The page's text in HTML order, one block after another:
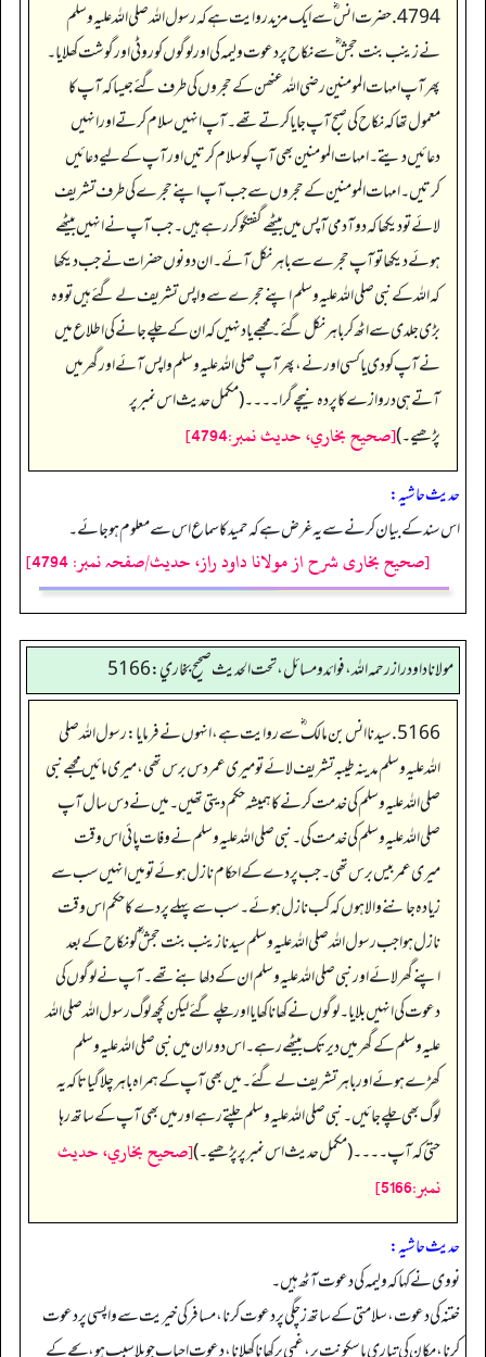
4794. حضرت انس ؓ سے ایک مزید روایت ہے کہ رسول اللہ صلی اللہ علیہ وسلم
نے زینب بنت حجش‬ ؓ س‬ے نکاح پر دعوت ولیمہ کی اور لوگوں کو روٹی اور گوشت کھلایا۔
پھر آپ امہات المومنین رضی اللہ عنھن کے حجروں کی طرف گئے جیسا کہ آپ کا
معمول تھا کہ نکاح کی صبح آپ جایا کرتے تھے۔ آپ انہیں سلام کرتے اور انہیں
دعائیں دیتے۔ امہات المومنین بھی آپ کو سلام کرتیں اور آپ کے لیے دعائیں
کرتیں۔ امہات المومنین کے حجروں سے جب آپ اپنے حجرے کی طرف تشریف
لائے تو دیکھا کہ دو آدمی آپس میں بیٹھے گفتگو کر رہے ہیں۔ جب آپ نے انہیں بیٹھے
ہوئے دیکھا تو آپ حجرے سے باہر نکل آئے۔ ان دونوں حضرات نے جب دیکھا
کہ اللہ کے نبی صلی اللہ علیہ وسلم اپنے حجرے سے واپس تشریف لے گئے ہیں تو وہ
بڑی جلدی سے اٹھ کر باہر نکل گئے۔ مجھے یاد نہیں کہ ان کے چلے جانے کی اطلاع میں
نے آپ کو دی یا کسی اور نے، پھر آپ صلی اللہ علیہ وسلم واپس آئے اور گھر میں
آتے ہی دروازے کا پردہ نیچے گرا۔۔۔۔ (مکمل حدیث اس نمبر پر
پڑھیے۔)[صحيح بخاري، حديث نمبر:4794]
حدیث حاشیہ:
اس سند کے بیان کرنے سے یہ غرض ہے کہ حمید کا سماع اس سے معلوم ہو جائے۔
[صحیح بخاری شرح از مولانا داود راز، حدیث/صفحہ نمبر: 4794]
مولانا داود راز رحمه الله، فوائد و مسائل، تحت الحديث صحيح بخاري: 5166
5166. سیدنا انس بن مالک ؓ سے روایت ہے، انہوں نے فرمایا: رسول اللہ صلی
اللہ علیہ وسلم مدینہ طیبہ تشریف لائے تو میری عمر دس برس تھی، میری مائیں مجھے نبی
صلی اللہ علیہ وسلم کی خدمت کرنے کا ہمیشہ حکم دیتی تھیں۔ میں نے دس سال آپ
صلی اللہ علیہ وسلم کی خدمت کی۔ نبی صلی اللہ علیہ وسلم نے وفات پائی اس وقت
میری عمر بیس برس تھی۔ جب پردے کے احکام نازل ہوئے تو میں انہیں سب سے
زیادہ جاننے والا ہوں کہ کب نازل ہوئے۔ سب سے پہلے پردے کا حکم اس وقت
نازل ہوا جب رسول اللہ صلی اللہ علیہ وسلم سیدنا زینب بنت حجش ؓ کو نکاح کے بعد
اپنے گھر لائے اور نبی صلی اللہ علیہ وسلم ان کے دلھا بنے تھے۔ آپ نے لوگوں کی
دعوت کی انہیں بلایا۔ لوگوں نے کھانا کھایا اور چلے گئے لیکن کچھ لوگ رسول اللہ صلی اللہ
علیہ وسلم کے گھر میں دیر تک بیٹھے رہے۔ اس دوران میں نبی صلی اللہ علیہ وسلم
کھڑے ہوئے اور باہر تشریف لے گئے۔ میں بھی آپ کے ہمراہ باہر چلا گیا تاکہ یہ
لوگ بھی چلے جائیں۔ نبی صلی اللہ علیہ وسلم چلتے رہے اور میں بھی آپ کے ساتھ رہا
حتیٰ کہ آپ۔۔۔۔ (مکمل حدیث اس نمبر پر پڑھیے۔)[صحيح بخاري، حديث
نمبر:5166]
حدیث حاشیہ:
نووی نے کہا کہ ولیمہ کی دعوت آٹھ ہیں۔
ختنہ کی دعوت، سلامتی کے ساتھ زچگی پر دعوت کرنا، مسافر کی خیریت سے واپسی پر دعوت